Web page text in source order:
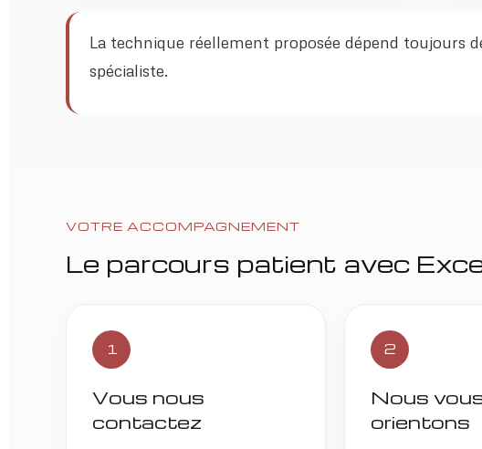
La technique réellement proposée dépend toujours
spécialiste.
VOTRE ACCOMPAGNEMENT
Le parcours patient avec
1
Vous nous
contactez
2
Nous
orientons